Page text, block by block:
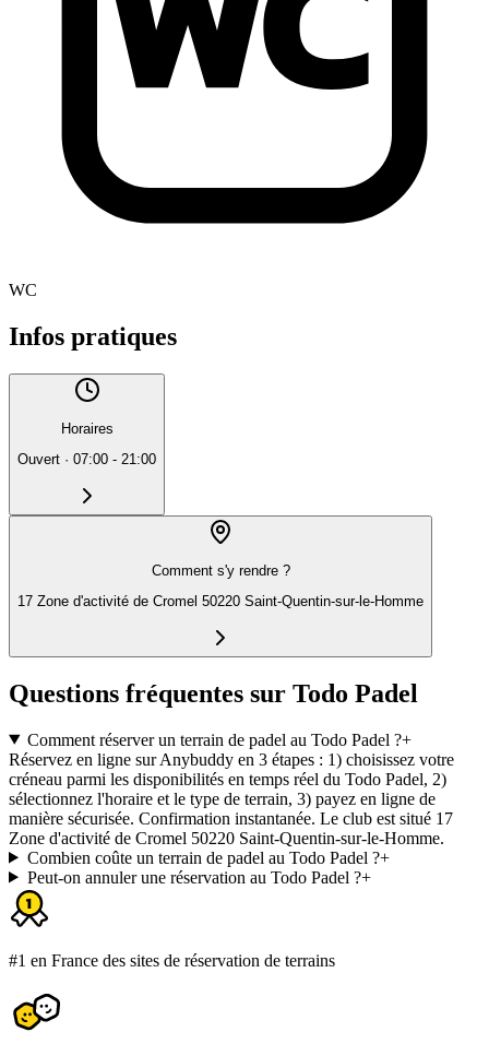
WC
Infos pratiques
Horaires
Ouvert · 07:00 - 21:00
Comment s'y rendre ?
17 Zone d'activité de Cromel 50220 Saint-Quentin-sur-le-Homme
Questions fréquentes sur Todo Padel
Comment réserver un terrain de padel au Todo Padel ?+
Réservez en ligne sur Anybuddy en 3 étapes : 1) choisissez votre
créneau parmi les disponibilités en temps réel du Todo Padel, 2)
sélectionnez l'horaire et le type de terrain, 3) payez en ligne de
manière sécurisée. Confirmation instantanée. Le club est situé 17
Zone d'activité de Cromel 50220 Saint-Quentin-sur-le-Homme.
Combien coûte un terrain de padel au Todo Padel ?+
Peut-on annuler une réservation au Todo Padel ?+
#1 en France des sites de réservation de terrains